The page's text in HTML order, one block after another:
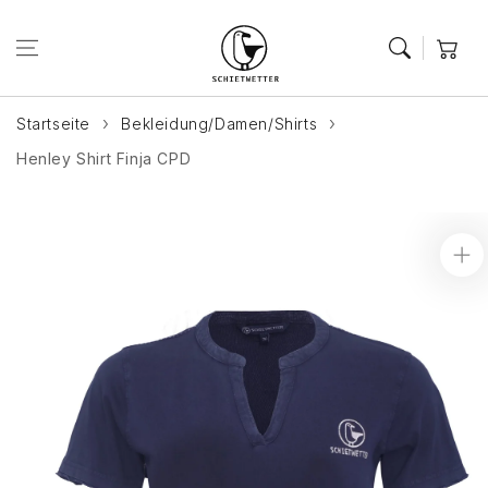
springen
Startseite
Bekleidung/Damen/Shirts
Henley Shirt Finja CPD